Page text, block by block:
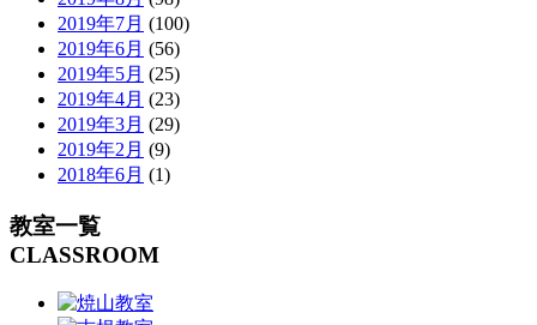
2019年7月 (100)
2019年6月 (56)
2019年5月 (25)
2019年4月 (23)
2019年3月 (29)
2019年2月 (9)
2018年6月 (1)
教室一覧
CLASSROOM